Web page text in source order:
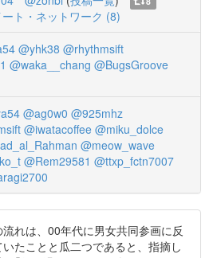
ート・ネットワーク (8)
@yhk38 @rhythmsift
@waka__chang @BugsGroove
@ag0w0 @925mhz
@iwatacoffee @miku_dolce
@meow_wave
@Rem29581 @ttxp_fctn7007
れは、00年代に男女共同参画に反
たことと瓜二つであると、指摘し